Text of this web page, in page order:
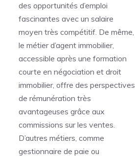
des opportunités d’emploi
fascinantes avec un salaire
moyen très compétitif. De même,
le métier d’agent immobilier,
accessible après une formation
courte en négociation et droit
immobilier, offre des perspectives
de rémunération très
avantageuses grâce aux
commissions sur les ventes.
D’autres métiers, comme
gestionnaire de paie ou